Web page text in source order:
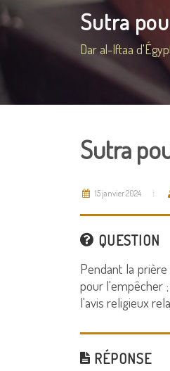
Sutra
Dar al-Iftaa
Sutra
15 janvier 2024
QUESTION
Pendant la
pour l'empêcher
l'avis religieux
RÉPONSE